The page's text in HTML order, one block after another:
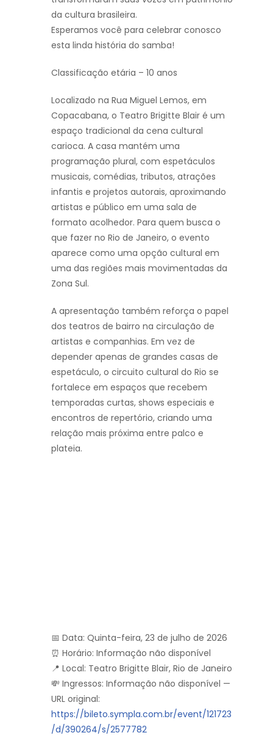
da cultura brasileira.
Esperamos você para celebrar conosco
esta linda história do samba!
Classificação etária – 10 anos
Localizado na Rua Miguel Lemos, em
Copacabana, o Teatro Brigitte Blair é um
espaço tradicional da cena cultural
carioca. A casa mantém uma
programação plural, com espetáculos
musicais, comédias, tributos, atrações
infantis e projetos autorais, aproximando
artistas e público em uma sala de
formato acolhedor. Para quem busca o
que fazer no Rio de Janeiro, o evento
aparece como uma opção cultural em
uma das regiões mais movimentadas da
Zona Sul.
A apresentação também reforça o papel
dos teatros de bairro na circulação de
artistas e companhias. Em vez de
depender apenas de grandes casas de
espetáculo, o circuito cultural do Rio se
fortalece em espaços que recebem
temporadas curtas, shows especiais e
encontros de repertório, criando uma
relação mais próxima entre palco e
plateia.
📅 Data: Quinta-feira, 23 de julho de 2026
⏰ Horário: Informação não disponível
📍 Local: Teatro Brigitte Blair, Rio de Janeiro
💸 Ingressos: Informação não disponível —
URL original:
https://bileto.sympla.com.br/event/121723
/d/390264/s/2577782